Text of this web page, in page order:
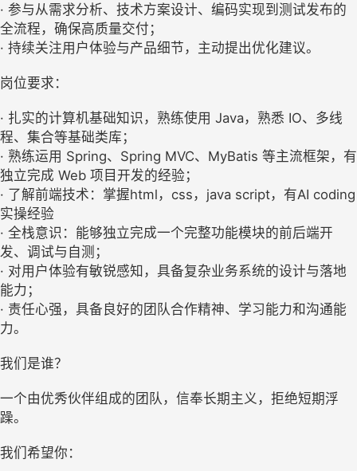
· 参与从需求分析、技术方案设计、编码实现到测试发布的
全流程，确保高质量交付；
· 持续关注用户体验与产品细节，主动提出优化建议。
岗位要求：
· 扎实的计算机基础知识，熟练使用 Java，熟悉 IO、多线
程、集合等基础类库；
· 熟练运用 Spring、Spring MVC、MyBatis 等主流框架，有
独立完成 Web 项目开发的经验；
· 了解前端技术：掌握html，css，java script，有AI coding
实操经验
· 全栈意识：能够独立完成一个完整功能模块的前后端开
发、调试与自测；
· 对用户体验有敏锐感知，具备复杂业务系统的设计与落地
能力；
· 责任心强，具备良好的团队合作精神、学习能力和沟通能
力。
我们是谁？
一个由优秀伙伴组成的团队，信奉长期主义，拒绝短期浮
躁。
我们希望你：